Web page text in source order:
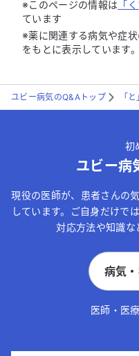
※このページの情報は 「
ています
※薬に関連する病気や症
をもとに表示しています。
ユビー病気のQ&Aトップ 「
初
ユビー病
現役の医師が、患者さんの
しています。ご自身だけで
対応方法や知識な
病気
医師・医